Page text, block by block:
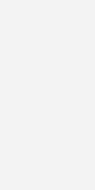
guten Willen
der Windkraft
droht
in den 20er
auf Altmaier gerichtet“,
(BWE), Hermann